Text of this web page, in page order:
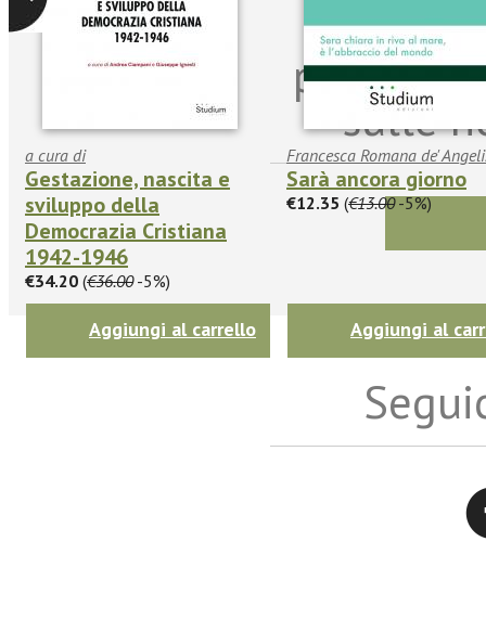
a cura di
Gestazione, nascita e
sviluppo della
Democrazia Cristiana
1942-1946
€34.20 (€36.00-5%)
Aggiungi al carrello
Francesca Romana de'
Sarà ancora giorno
€12.35 (€13.00-5%)
Aggiungi al
Iscriviti
per
sulle